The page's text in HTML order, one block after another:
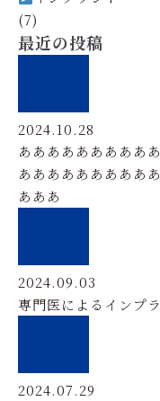
(7)
最近の投稿
2024.10.28
あああああああああ
あああああああああ
あああ
2024.09.03
専門医によるインプ
2024.07.29